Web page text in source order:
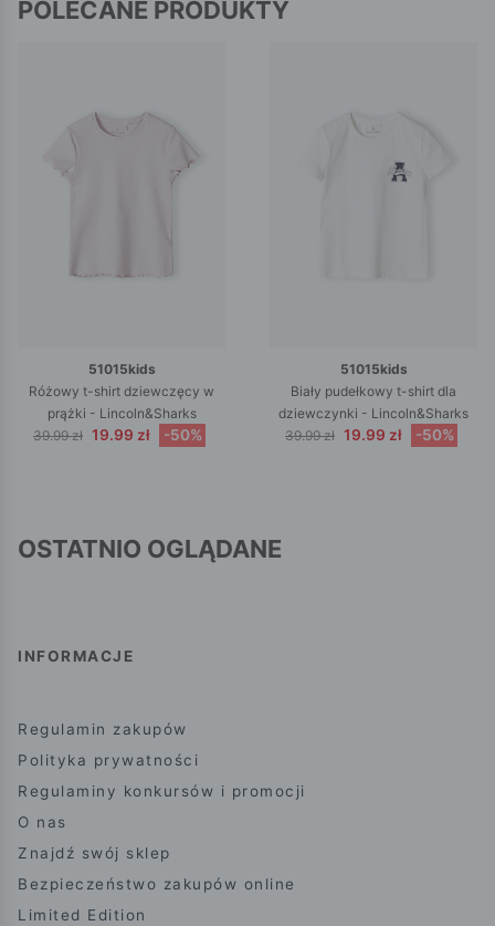
POLECANE PRODUKTY
51015kids
Różowy t-shirt dziewczęcy w
prążki - Lincoln&Sharks
39.99 zł 19.99 zł -50%
51015kids
Biały pudełkowy t-shirt dla
dziewczynki - Lincoln&Sharks
39.99 zł 19.99 zł -50%
OSTATNIO OGLĄDANE
INFORMACJE
Regulamin zakupów
Polityka prywatności
Regulaminy konkursów i promocji
O nas
Znajdź swój sklep
Bezpieczeństwo zakupów online
Limited Edition